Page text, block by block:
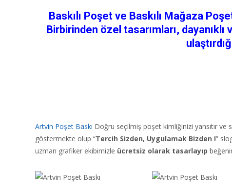
Baskılı Poşet ve Baskılı Mağaza
Birbirinden özel tasarımları,
Artvin Poşet Baskı Doğru seçilmiş poşet kimliğinizi yansıtır ve
göstermekte olup “Tercih Sizden, Uygulamak Bizden !”
uzman grafiker ekibimizle ücretsiz olarak tasarlayıp